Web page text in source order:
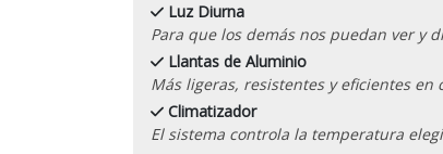
Luz Diurna
Para que los demás nos puedan ver y
Llantas de Aluminio
Más ligeras, resistentes y eficientes en
Climatizador
El sistema controla la temperatura